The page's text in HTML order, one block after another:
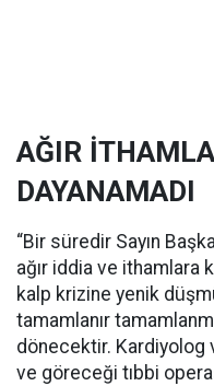
AĞIR
DAYANAMADI
“Bir süredir Sayın
ağır iddia ve ithamlara
kalp krizine yenik
tamamlanır
dönecektir. Kardiyolog
ve göreceği tıbbi